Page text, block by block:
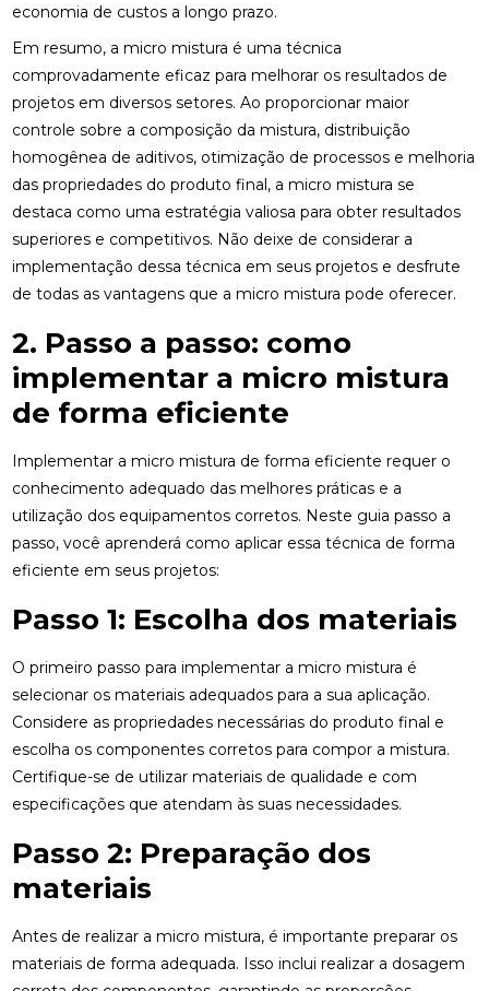
economia de custos a longo prazo.
Em resumo, a micro mistura é uma técnica
comprovadamente eficaz para melhorar os resultados de
projetos em diversos setores. Ao proporcionar maior
controle sobre a composição da mistura, distribuição
homogênea de aditivos, otimização de processos e melhoria
das propriedades do produto final, a micro mistura se
destaca como uma estratégia valiosa para obter resultados
superiores e competitivos. Não deixe de considerar a
implementação dessa técnica em seus projetos e desfrute
de todas as vantagens que a micro mistura pode oferecer.
2. Passo a passo: como
implementar a micro mistura
de forma eficiente
Implementar a micro mistura de forma eficiente requer o
conhecimento adequado das melhores práticas e a
utilização dos equipamentos corretos. Neste guia passo a
passo, você aprenderá como aplicar essa técnica de forma
eficiente em seus projetos:
Passo 1: Escolha dos materiais
O primeiro passo para implementar a micro mistura é
selecionar os materiais adequados para a sua aplicação.
Considere as propriedades necessárias do produto final e
escolha os componentes corretos para compor a mistura.
Certifique-se de utilizar materiais de qualidade e com
especificações que atendam às suas necessidades.
Passo 2: Preparação dos
materiais
Antes de realizar a micro mistura, é importante preparar os
materiais de forma adequada. Isso inclui realizar a dosagem